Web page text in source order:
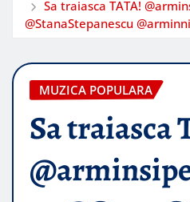
Sa traiasca TATA!
@StanaStepanescu
MUZICA POPULARA
Sa traiasca